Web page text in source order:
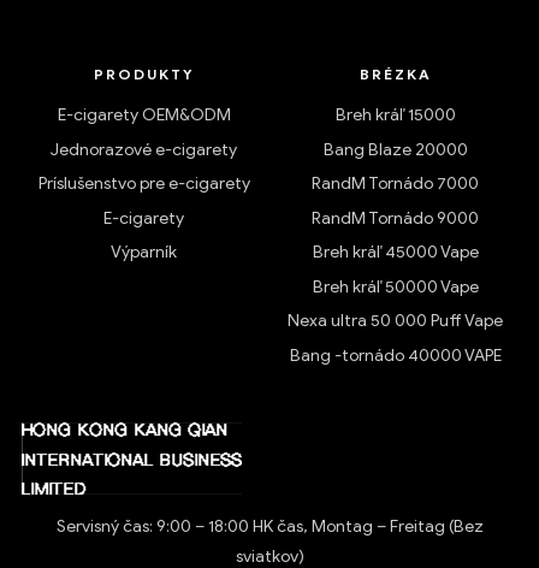
PRODUKTY
E-cigarety OEM&ODM
Jednorazové e-cigarety
Príslušenstvo pre e-cigarety
E-cigarety
Výparník
BRÉZKA
Breh kráľ 15000
Bang Blaze 20000
RandM Tornádo 7000
RandM Tornádo 9000
Breh kráľ 45000 Vape
Breh kráľ 50000 Vape
Nexa ultra 50 000 Puff Vape
Bang -tornádo 40000 VAPE
Servisný čas: 9:00 – 18:00 HK čas, Montag – Freitag (Bez
sviatkov)